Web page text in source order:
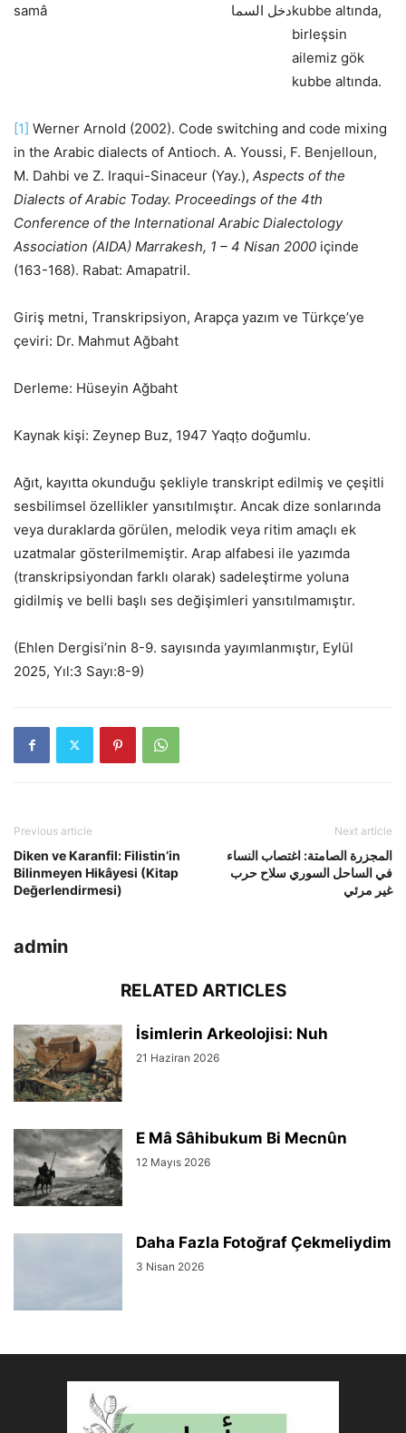
samâ
دخل السماkubbe altında,
birleşsin
ailemiz gök
kubbe altında.
[1] Werner Arnold (2002). Code switching and code mixing
in the Arabic dialects of Antioch. A. Youssi, F. Benjelloun,
M. Dahbi ve Z. Iraqui-Sinaceur (Yay.), Aspects of the
Dialects of Arabic Today. Proceedings of the 4th
Conference of the International Arabic Dialectology
Association (AIDA) Marrakesh, 1 – 4 Nisan 2000 içinde
(163-168). Rabat: Amapatril.
Giriş metni, Transkripsiyon, Arapça yazım ve Türkçe’ye
çeviri: Dr. Mahmut Ağbaht
Derleme: Hüseyin Ağbaht
Kaynak kişi: Zeynep Buz, 1947 Yaqṭo doğumlu.
Ağıt, kayıtta okunduğu şekliyle transkript edilmiş ve çeşitli
sesbilimsel özellikler yansıtılmıştır. Ancak dize sonlarında
veya duraklarda görülen, melodik veya ritim amaçlı ek
uzatmalar gösterilmemiştir. Arap alfabesi ile yazımda
(transkripsiyondan farklı olarak) sadeleştirme yoluna
gidilmiş ve belli başlı ses değişimleri yansıtılmamıştır.
(Ehlen Dergisi’nin 8-9. sayısında yayımlanmıştır, Eylül
2025, Yıl:3 Sayı:8-9)
Previous article
Diken ve Karanfil: Filistin’in
Bilinmeyen Hikâyesi (Kitap
Değerlendirmesi)
Next article
المجزرة الصامتة: اغتصاب النساء
في الساحل السوري سلاح حرب
غير مرئي
admin
RELATED ARTICLES
İsimlerin Arkeolojisi: Nuh
21 Haziran 2026
E Mâ Sâhibukum Bi Mecnûn
12 Mayıs 2026
Daha Fazla Fotoğraf Çekmeliydim
3 Nisan 2026